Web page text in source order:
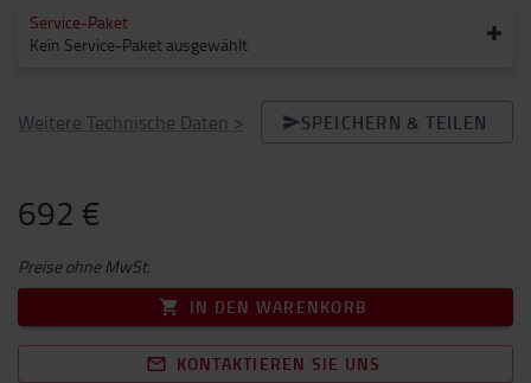
Service-Paket
Kein Service-Paket ausgewählt
Weitere Technische Daten > SPEICHERN & TEILEN
692 €
Preise ohne MwSt.
IN DEN WARENKORB
KONTAKTIEREN SIE UNS